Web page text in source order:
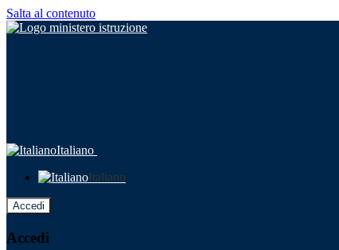
Salta al contenuto
Italiano
Italiano
Accedi
Accedi